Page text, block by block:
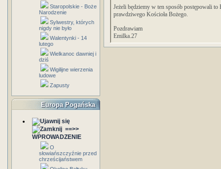
Staropolskie - Boże
Narodzenie
Sylwestry, których
nigdy nie było
Walentynki - 14
lutego
Wielkanoc dawniej i
dziś
Wigilijne wierzenia
ludowe
Zapusty
Europa Pogańska
==>>
WPROWADZENIE
O
słowiańszczyźnie przed
chrześcijaństwem
Jeżeli będziemy w ten sposób postępowali to
prawdziwego Kościoła Bożego.
Pozdrawiam
Emilka.27